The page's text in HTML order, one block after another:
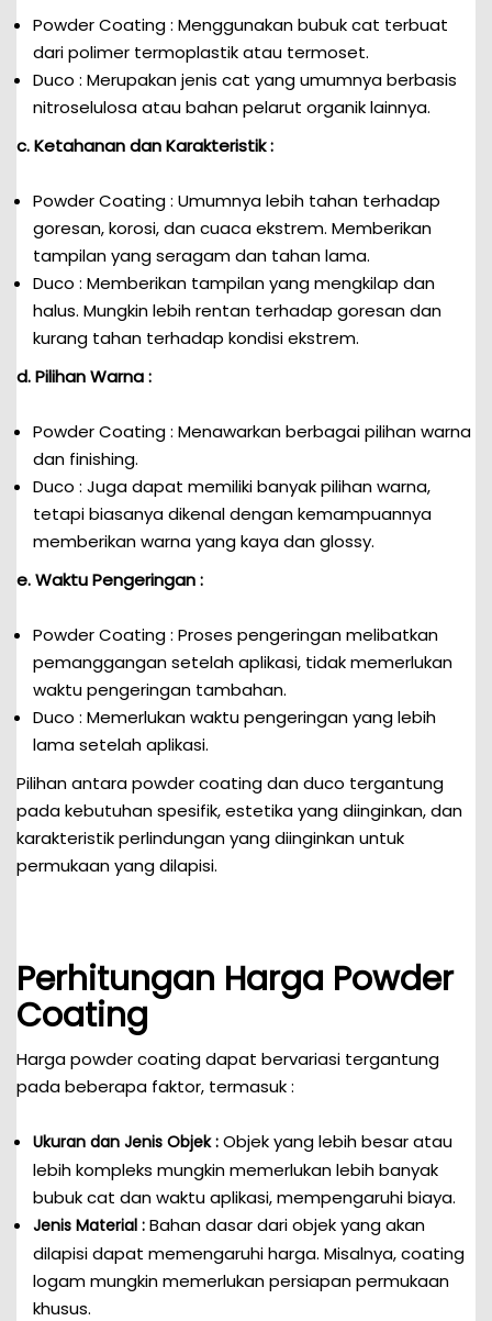
Powder Coating : Menggunakan bubuk cat terbuat
dari polimer termoplastik atau termoset.
Duco : Merupakan jenis cat yang umumnya berbasis
nitroselulosa atau bahan pelarut organik lainnya.
c. Ketahanan dan Karakteristik :
Powder Coating : Umumnya lebih tahan terhadap
goresan, korosi, dan cuaca ekstrem. Memberikan
tampilan yang seragam dan tahan lama.
Duco : Memberikan tampilan yang mengkilap dan
halus. Mungkin lebih rentan terhadap goresan dan
kurang tahan terhadap kondisi ekstrem.
d. Pilihan Warna :
Powder Coating : Menawarkan berbagai pilihan warna
dan finishing.
Duco : Juga dapat memiliki banyak pilihan warna,
tetapi biasanya dikenal dengan kemampuannya
memberikan warna yang kaya dan glossy.
e. Waktu Pengeringan :
Powder Coating : Proses pengeringan melibatkan
pemanggangan setelah aplikasi, tidak memerlukan
waktu pengeringan tambahan.
Duco : Memerlukan waktu pengeringan yang lebih
lama setelah aplikasi.
Pilihan antara powder coating dan duco tergantung
pada kebutuhan spesifik, estetika yang diinginkan, dan
karakteristik perlindungan yang diinginkan untuk
permukaan yang dilapisi.
Perhitungan Harga Powder
Coating
Harga powder coating dapat bervariasi tergantung
pada beberapa faktor, termasuk :
Ukuran dan Jenis Objek : Objek yang lebih besar atau
lebih kompleks mungkin memerlukan lebih banyak
bubuk cat dan waktu aplikasi, mempengaruhi biaya.
Jenis Material : Bahan dasar dari objek yang akan
dilapisi dapat memengaruhi harga. Misalnya, coating
logam mungkin memerlukan persiapan permukaan
khusus.